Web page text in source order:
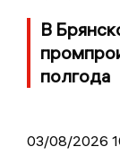
В
полгода
03/08/2026